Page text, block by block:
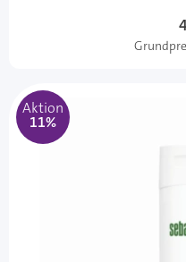
Aktion
11%